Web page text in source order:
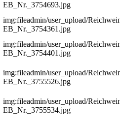
EB_Nr._3754693.jpg
img:fileadmin/user_upload/
EB_Nr._3754361.jpg
img:fileadmin/user_upload/
EB_Nr._3754401.jpg
img:fileadmin/user_upload/
EB_Nr._3755526.jpg
img:fileadmin/user_upload/
EB_Nr._3755534.jpg